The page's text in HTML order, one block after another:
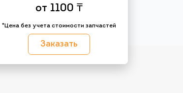
от 1100 ₸
*Цена без учета стоимости запчастей
Заказать